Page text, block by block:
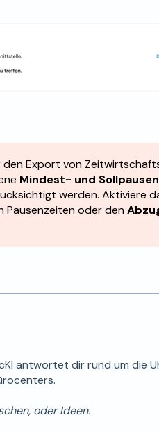
Export von
Mindest- und
werden. Aktiviere
Pausenzeiten oder den
antwortet dir rund um die
oder Ideen.